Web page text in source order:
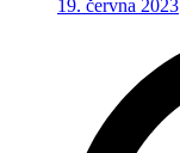
19. června 2023